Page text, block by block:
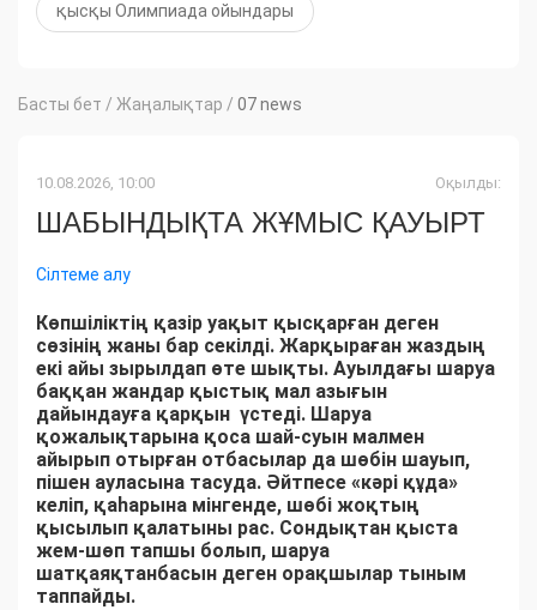
қысқы Олимпиада ойындары
Басты бет / Жаңалықтар / 07 news
10.08.2026, 10:00 Оқылды:
ШАБЫНДЫҚТА ЖҰМЫС ҚАУЫРТ
Сілтеме алу
Көпшіліктің қазір уақыт қысқарған деген
сөзінің жаны бар секілді. Жарқыраған жаздың
екі айы зырылдап өте шықты. Ауылдағы шаруа
баққан жандар қыстық мал азығын
дайындауға қарқын үстеді. Шаруа
қожалықтарына қоса шай-суын малмен
айырып отырған отбасылар да шөбін шауып,
пішен ауласына тасуда. Әйтпесе «кәрі құда»
келіп, қаһарына мінгенде, шөбі жоқтың
қысылып қалатыны рас. Сондықтан қыста
жем-шөп тапшы болып, шаруа
шатқаяқтанбасын деген орақшылар тыным
таппайды.